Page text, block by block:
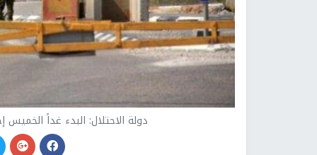
دولة الاحتلال: البدء غداً الخميس